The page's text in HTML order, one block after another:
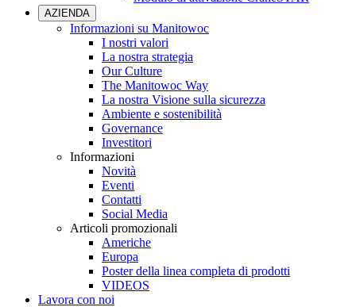
AZIENDA
Informazioni su Manitowoc
I nostri valori
La nostra strategia
Our Culture
The Manitowoc Way
La nostra Visione sulla sicurezza
Ambiente e sostenibilità
Governance
Investitori
Informazioni
Novità
Eventi
Contatti
Social Media
Articoli promozionali
Americhe
Europa
Poster della linea completa di prodotti
VIDEOS
Lavora con noi